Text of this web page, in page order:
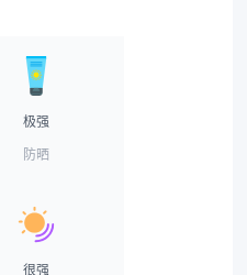
极强
防晒
很强